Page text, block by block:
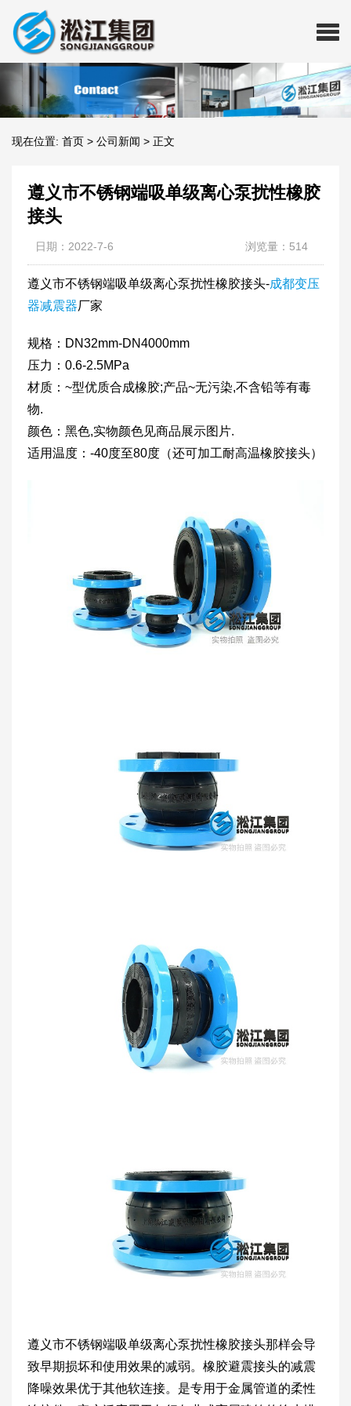
现在位置: 首页 > 公司新闻 > 正文
遵义市不锈钢端吸单级离心泵扰性橡胶
接头
日期：2022-7-6 浏览量：514
遵义市不锈钢端吸单级离心泵扰性橡胶接头-成都变压
器减震器厂家
规格：DN32mm-DN4000mm
压力：0.6-2.5MPa
材质：~型优质合成橡胶;产品~无污染,不含铅等有毒
物.
颜色：黑色,实物颜色见商品展示图片.
适用温度：-40度至80度（还可加工耐高温橡胶接头）
遵义市不锈钢端吸单级离心泵扰性橡胶接头那样会导
致早期损坏和使用效果的减弱。橡胶避震接头的减震
降噪效果优于其他软连接。是专用于金属管道的柔性